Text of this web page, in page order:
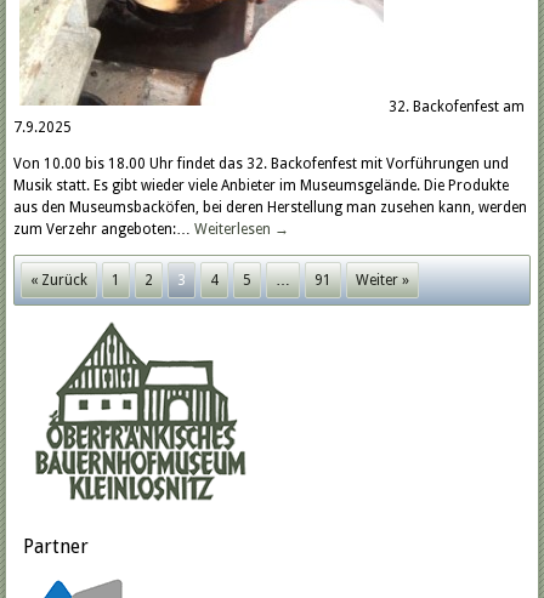
32. Backofenfest am
7.9.2025
Von 10.00 bis 18.00 Uhr findet das 32. Backofenfest mit Vorführungen und
Musik statt. Es gibt wieder viele Anbieter im Museumsgelände. Die Produkte
aus den Museumsbacköfen, bei deren Herstellung man zusehen kann, werden
zum Verzehr angeboten:…Weiterlesen →
« Zurück 1 2 3 4 5 … 91 Weiter »
Partner